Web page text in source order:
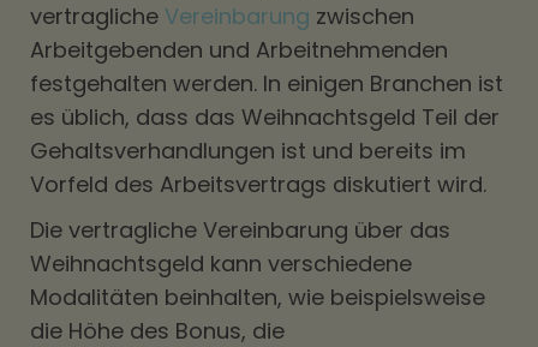
vertragliche Vereinbarung zwischen
Arbeitgebenden und Arbeitnehmenden
festgehalten werden. In einigen Branchen ist
es üblich, dass das Weihnachtsgeld Teil der
Gehaltsverhandlungen ist und bereits im
Vorfeld des Arbeitsvertrags diskutiert wird.
Die vertragliche Vereinbarung über das
Weihnachtsgeld kann verschiedene
Modalitäten beinhalten, wie beispielsweise
die Höhe des Bonus, die